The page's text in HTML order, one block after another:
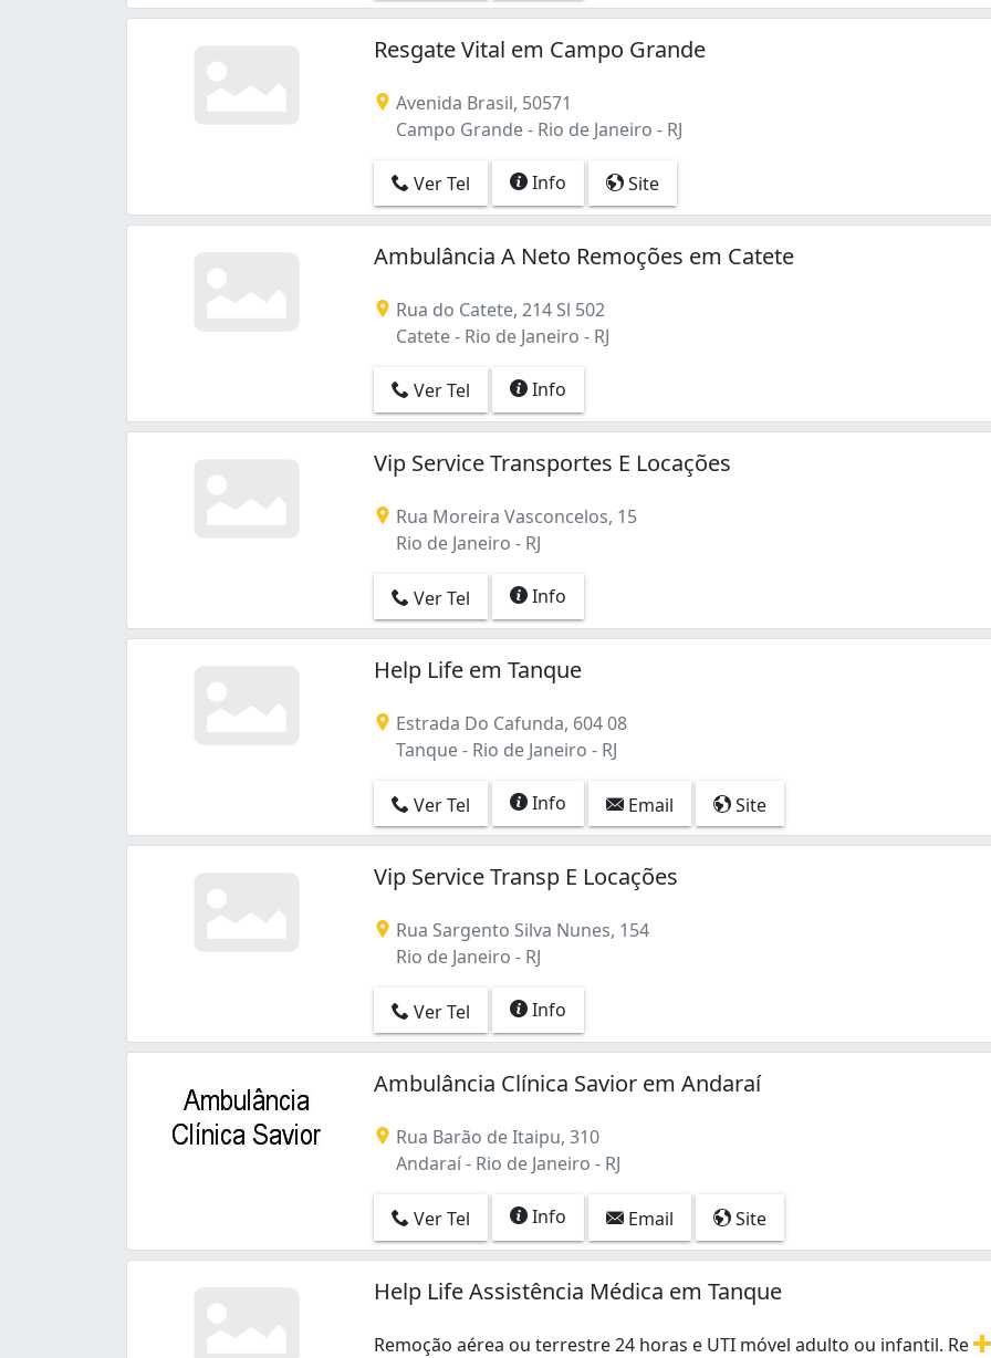
Copacabana (4)
Freguesia (Jacarepaguá) (1)
Lins de Vasconcelos (1)
Realengo (1)
Resgate Vital em Campo Grande
Avenida Brasil, 50571
Campo Grande - Rio de Janeiro - RJ
Ver Tel Info Site
Ambulância A Neto Remoções em Catete
Rua do Catete, 214 Sl 502
Catete - Rio de Janeiro - RJ
Ver Tel Info
Vip Service Transportes E Locações
Rua Moreira Vasconcelos, 15
Rio de Janeiro - RJ
Ver Tel Info
Help Life em Tanque
Estrada Do Cafunda, 604 08
Tanque - Rio de Janeiro - RJ
Ver Tel Info Email Site
Vip Service Transp E Locações
Rua Sargento Silva Nunes, 154
Rio de Janeiro - RJ
Ver Tel Info
Ambulância Clínica Savior em Andaraí
Rua Barão de Itaipu, 310
Andaraí - Rio de Janeiro - RJ
Ver Tel Info Email Site
Help Life Assistência Médica em Tanque
Remoção aérea ou terrestre 24 horas e UTI móvel adulto ou infantil. Re